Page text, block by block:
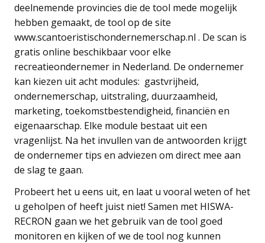
deelnemende provincies die de tool mede mogelijk
hebben gemaakt, de tool op de site
www.scantoeristischondernemerschap.nl . De scan is
gratis online beschikbaar voor elke
recreatieondernemer in Nederland. De ondernemer
kan kiezen uit acht modules: gastvrijheid,
ondernemerschap, uitstraling, duurzaamheid,
marketing, toekomstbestendigheid, financiën en
eigenaarschap. Elke module bestaat uit een
vragenlijst. Na het invullen van de antwoorden krijgt
de ondernemer tips en adviezen om direct mee aan
de slag te gaan.
Probeert het u eens uit, en laat u vooral weten of het
u geholpen of heeft juist niet! Samen met HISWA-
RECRON gaan we het gebruik van de tool goed
monitoren en kijken of we de tool nog kunnen